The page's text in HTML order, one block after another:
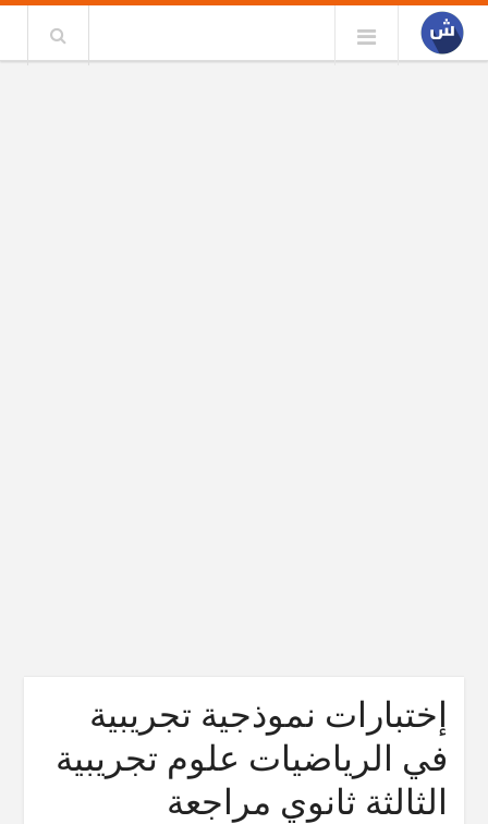
إختبارات نموذجية تجريبية
في الرياضيات علوم تجريبية
الثالثة ثانوي مراجعة